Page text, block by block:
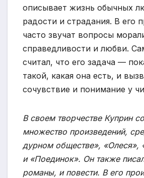
описывает жизнь обычных
радости и страдания. В его
часто звучат вопросы
справедливости и любви.
считал, что его задача —
такой, какая она есть, и
сочувствие и понимание у
В своем творчестве Куприн
множество произведений,
дурном обществе», «Олеся»,
и «Поединок». Он также
романы, и повести. В его